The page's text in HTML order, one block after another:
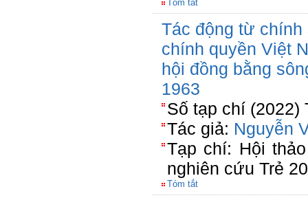
Tóm tắt
Tác động từ
chính quyền Việt
hội đồng bằng
1963
Số tạp chí (2022)
Tác giả: Nguyễn
Tạp chí: Hội
nghiên cứu Trẻ
Tóm tắt